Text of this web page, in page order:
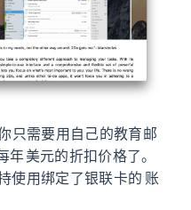
，你只需要用自己的教育邮
美元的折扣价格了。
使用绑定了银联卡的 PayPal 账